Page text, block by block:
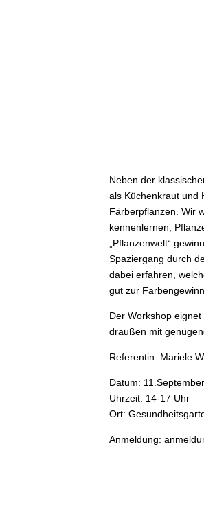
Neben der
als Küchenkraut und
Färberpflanzen. Wir
kennenlernen,
„Pflanzenwelt“
Spaziergang durch
dabei erfahren,
gut zur
Der Workshop
draußen mit
Referentin: Mariele
Datum:
Uhrzeit: 14-17 Uhr
Ort:
Anmeldung: